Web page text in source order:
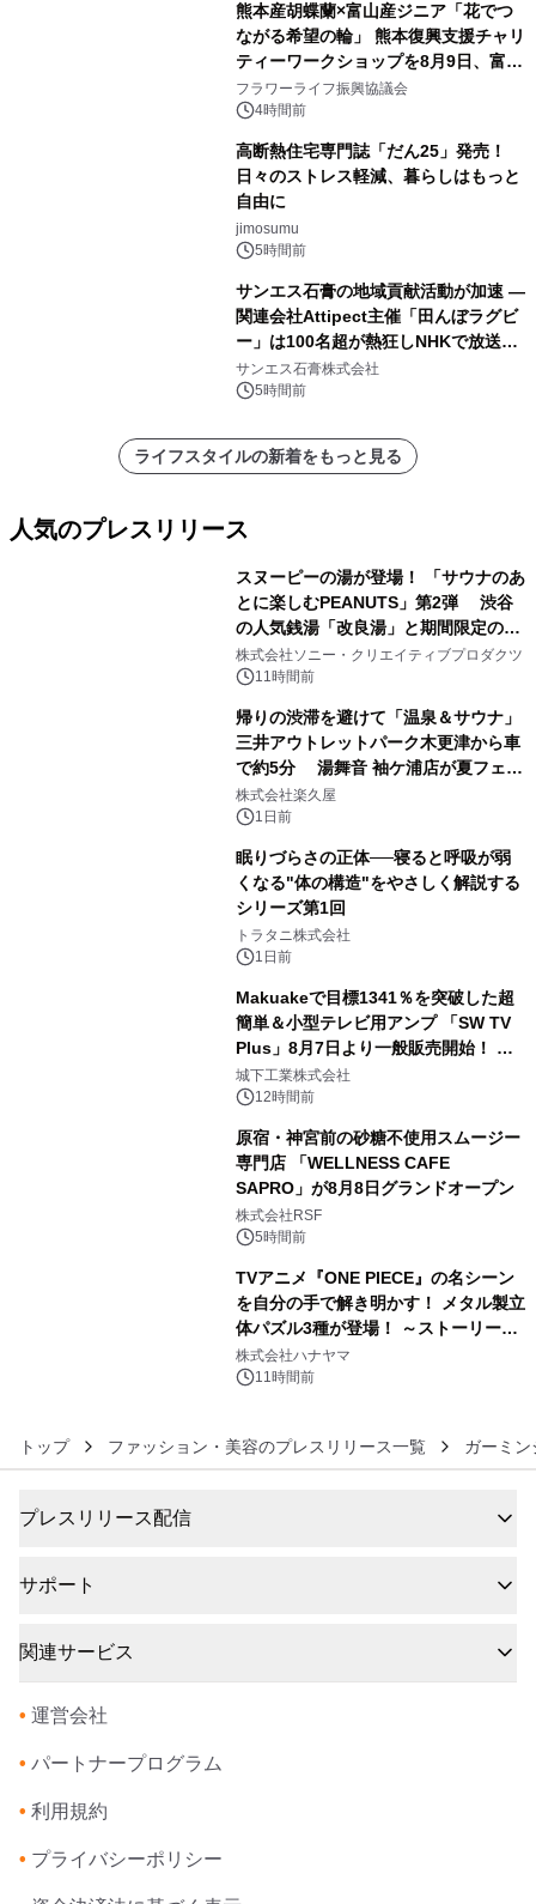
熊本産胡蝶蘭×富山産ジニア「花でつ
ながる希望の輪」 熊本復興支援チャリ
ティーワークショップを8月9日、富
山・射水で開催
フラワーライフ振興協議会
4時間前
高断熱住宅専門誌「だん25」発売！
日々のストレス軽減、暮らしはもっと
自由に
jimosumu
5時間前
サンエス石膏の地域貢献活動が加速 ―
関連会社Attipect主催「田んぼラグビ
ー」は100名超が熱狂しNHKで放送さ
れました。
サンエス石膏株式会社
5時間前
ライフスタイルの新着をもっと見る
人気のプレスリリース
スヌーピーの湯が登場！ 「サウナのあ
とに楽しむPEANUTS」第2弾 渋谷
の人気銭湯「改良湯」と期間限定のコ
ラボレーション サウナイキタイコラ
ボグッズも発売決定！
株式会社ソニー・クリエイティブプロダクツ
11時間前
帰りの渋滞を避けて「温泉＆サウナ」
三井アウトレットパーク木更津から車
で約5分 湯舞音 袖ケ浦店が夏フェア
メニューを提供
株式会社楽久屋
1日前
眠りづらさの正体──寝ると呼吸が弱
くなる"体の構造"をやさしく解説する
シリーズ第1回
トラタニ株式会社
1日前
Makuakeで目標1341％を突破した超
簡単＆小型テレビ用アンプ 「SW TV
Plus」8月7日より一般販売開始！ ケ
ーブル1本つなぐだけ、テレビの音が
ぐっと豊かに
城下工業株式会社
12時間前
原宿・神宮前の砂糖不使用スムージー
専門店 「WELLNESS CAFE
SAPRO」が8月8日グランドオープン
株式会社RSF
5時間前
TVアニメ『ONE PIECE』の名シーン
を自分の手で解き明かす！ メタル製立
体パズル3種が登場！ ～ストーリーと
ギミックが融合した 大人の体験型パズ
ルが8月7日(金)12時より先行予約受付
株式会社ハナヤマ
11時間前
トップ ファッション・美容のプレスリリース一覧 ガーミ
プレスリリース配信
サポート
関連サービス
• 運営会社
• パートナープログラム
• 利用規約
• プライバシーポリシー